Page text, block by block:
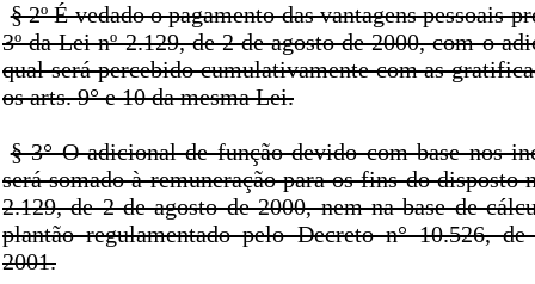
§ 2º É vedado o pagamento das vantagens pessoais
3º da Lei nº 2.129, de 2 de agosto de 2000, com o
qual será percebido cumulativamente com as
os arts. 9° e 10 da mesma Lei.
§ 3° O adicional de função devido com base nos
será somado à remuneração para os fins do disposto
2.129, de 2 de agosto de 2000, nem na base de
plantão regulamentado pelo Decreto n° 10.526,
2001.